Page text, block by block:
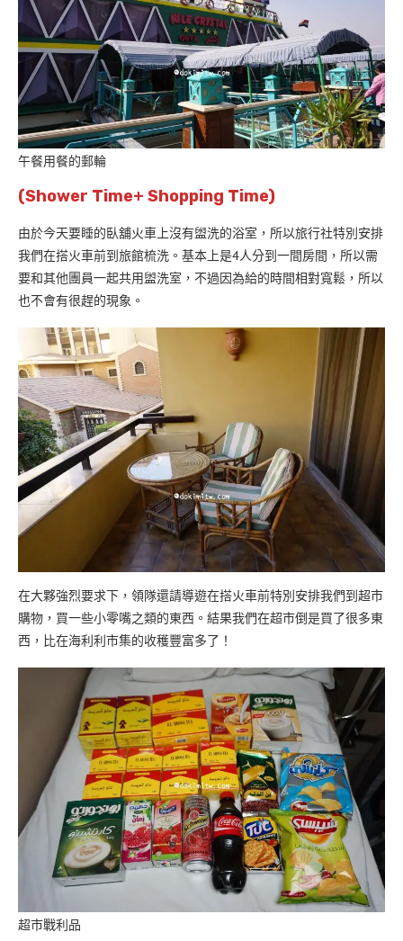
午餐用餐的郵輪
(Shower Time+ Shopping Time)
由於今天要睡的臥舖火車上沒有盥洗的浴室，所以旅行社特別安排
我們在搭火車前到旅館梳洗。基本上是4人分到一間房間，所以需
要和其他團員一起共用盥洗室，不過因為給的時間相對寬鬆，所以
也不會有很趕的現象。
在大夥強烈要求下，領隊還請導遊在搭火車前特別安排我們到超市
購物，買一些小零嘴之類的東西。結果我們在超市倒是買了很多東
西，比在海利利市集的收穫豐富多了！
超市戰利品